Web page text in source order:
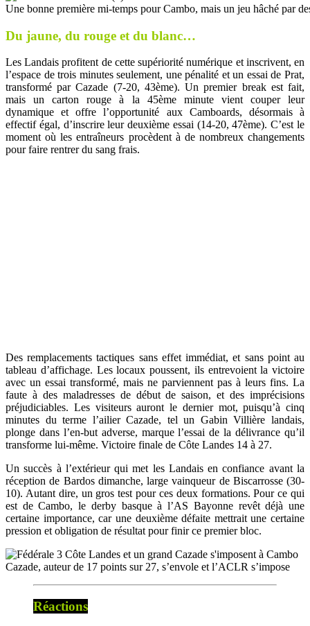
Une bonne première mi-temps pour Cambo, mais un jeu hâché par
Du jaune, du rouge et du blanc…
Les Landais profitent de cette supériorité numérique et inscrivent, en
l’espace de trois minutes seulement, une pénalité et un essai de Prat,
transformé par Cazade (7-20, 43ème). Un premier break est fait,
mais un carton rouge à la 45ème minute vient couper leur
dynamique et offre l’opportunité aux Camboards, désormais à
effectif égal, d’inscrire leur deuxième essai (14-20, 47ème). C’est le
moment où les entraîneurs procèdent à de nombreux changements
pour faire rentrer du sang frais.
Des remplacements tactiques sans effet immédiat, et sans point au
tableau d’affichage. Les locaux poussent, ils entrevoient la victoire
avec un essai transformé, mais ne parviennent pas à leurs fins. La
faute à des maladresses de début de saison, et des imprécisions
préjudiciables. Les visiteurs auront le dernier mot, puisqu’à cinq
minutes du terme l’ailier Cazade, tel un Gabin Villière landais,
plonge dans l’en-but adverse, marque l’essai de la délivrance qu’il
transforme lui-même. Victoire finale de Côte Landes 14 à 27.
Un succès à l’extérieur qui met les Landais en confiance avant la
réception de Bardos dimanche, large vainqueur de Biscarrosse (30-
10). Autant dire, un gros test pour ces deux formations. Pour ce qui
est de Cambo, le derby basque à l’AS Bayonne revêt déjà une
certaine importance, car une deuxième défaite mettrait une certaine
pression et obligation de résultat pour finir ce premier bloc.
Cazade, auteur de 17 points sur 27, s’envole et l’ACLR s’impose
Réactions